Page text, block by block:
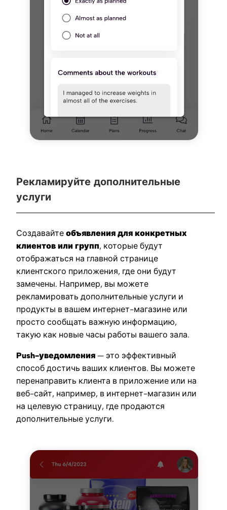
Рекламируйте дополнительные
услуги
Создавайте объявления для конкретных
клиентов или групп, которые будут
отображаться на главной странице
клиентского приложения, где они будут
замечены. Например, вы можете
рекламировать дополнительные услуги и
продукты в вашем интернет-магазине или
просто сообщать важную информацию,
такую как новые часы работы вашего зала.
Push-уведомления — это эффективный
способ достичь ваших клиентов. Вы можете
перенаправить клиента в приложение или на
веб-сайт, например, в интернет-магазин или
на целевую страницу, где продаются
дополнительные услуги.